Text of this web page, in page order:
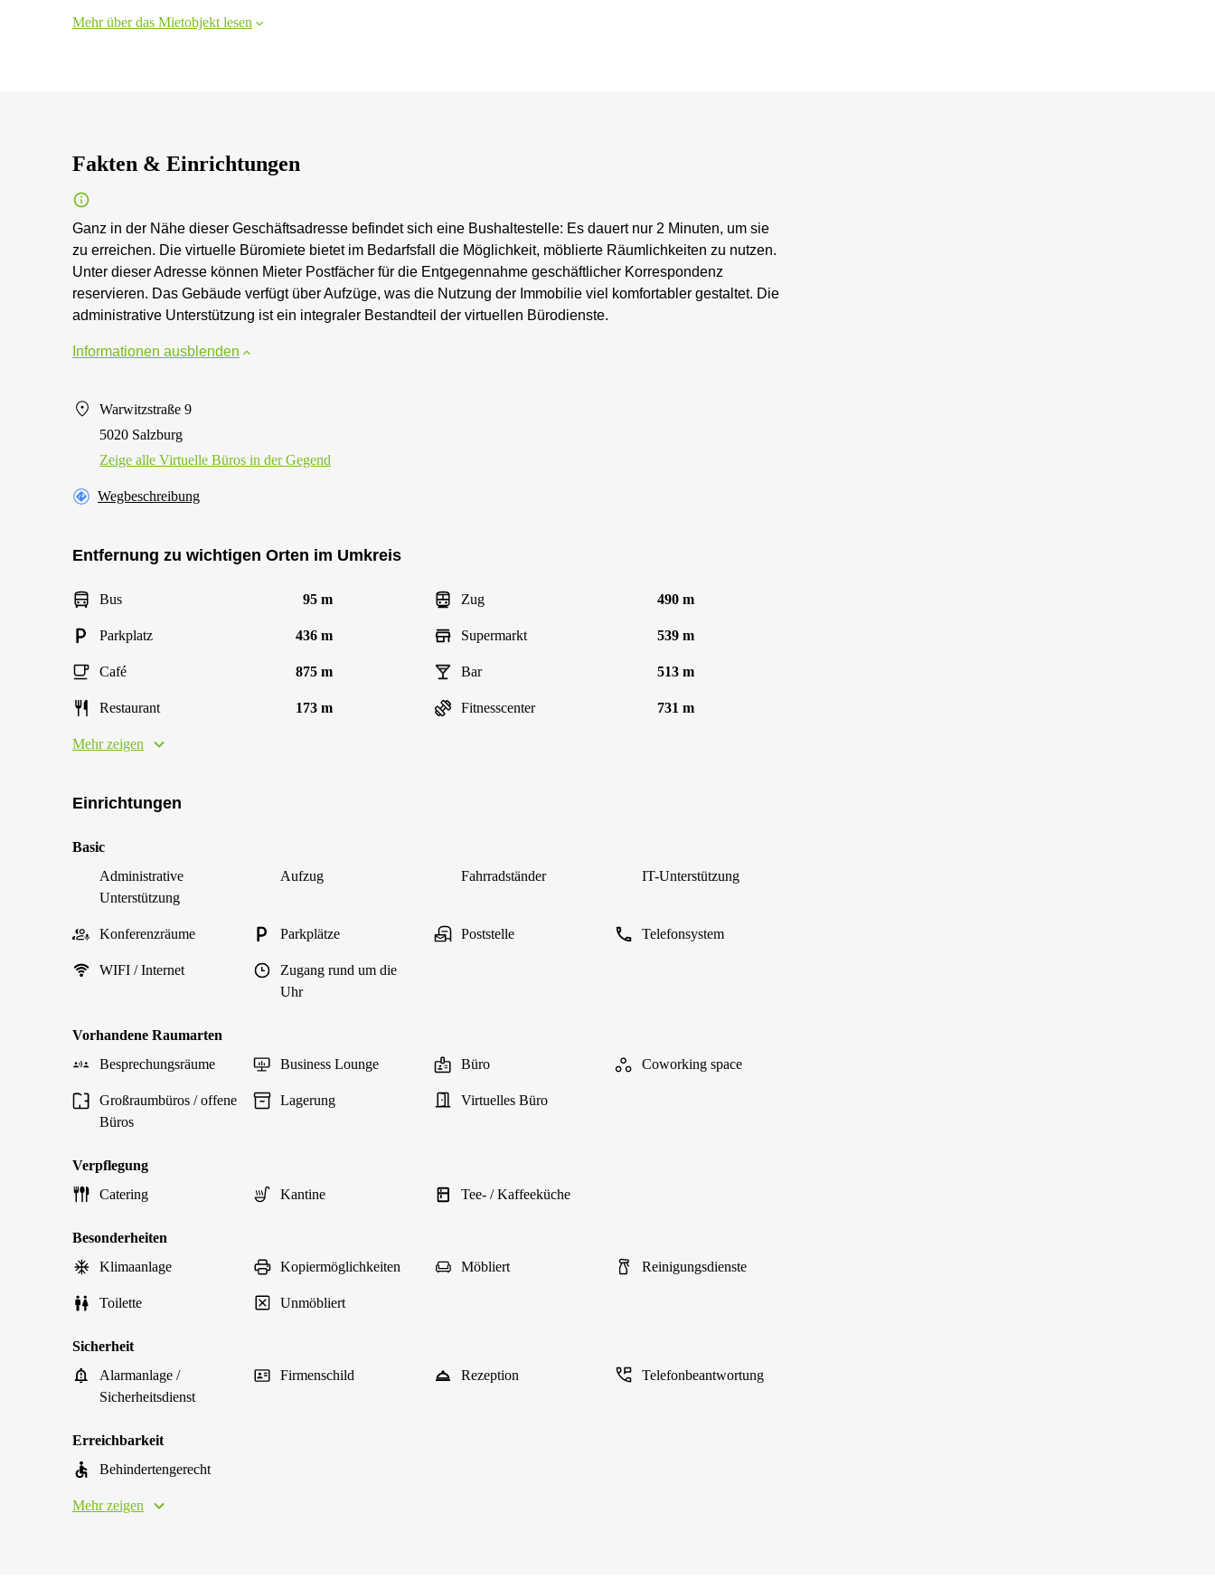
Mehr über das Mietobjekt lesen
Fakten & Einrichtungen
Ganz in der Nähe dieser Geschäftsadresse befindet sich eine Bushaltestelle: Es dauert nur 2 Minuten, um sie
zu erreichen. Die virtuelle Büromiete bietet im Bedarfsfall die Möglichkeit, möblierte Räumlichkeiten zu nutzen.
Unter dieser Adresse können Mieter Postfächer für die Entgegennahme geschäftlicher Korrespondenz
reservieren. Das Gebäude verfügt über Aufzüge, was die Nutzung der Immobilie viel komfortabler gestaltet. Die
administrative Unterstützung ist ein integraler Bestandteil der virtuellen Bürodienste.
Informationen ausblenden
Warwitzstraße 9
5020 Salzburg
Zeige alle Virtuelle Büros in der Gegend
Wegbeschreibung
Entfernung zu wichtigen Orten im Umkreis
Bus 95 m Zug 490 m
Parkplatz 436 m Supermarkt 539 m
Café 875 m Bar 513 m
Restaurant 173 m Fitnesscenter 731 m
Mehr zeigen
Einrichtungen
Basic
Administrative
Unterstützung
Aufzug Fahrradständer IT-Unterstützung
Konferenzräume Parkplätze Poststelle Telefonsystem
WIFI / Internet
Zugang rund um die
Uhr
Vorhandene Raumarten
Besprechungsräume
Business Lounge Büro Coworking space
Großraumbüros / offene
Büros
Lagerung Virtuelles Büro
Verpflegung
Catering
Kantine Tee- / Kaffeeküche
Besonderheiten
Klimaanlage
Kopiermöglichkeiten Möbliert Reinigungsdienste
Toilette Unmöbliert
Sicherheit
Alarmanlage /
Sicherheitsdienst
Firmenschild Rezeption Telefonbeantwortung
Erreichbarkeit
Behindertengerecht
Mehr zeigen